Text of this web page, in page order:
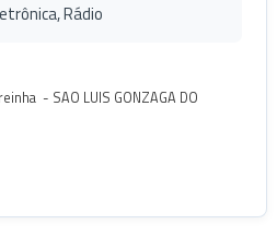
Rádio
- SAO LUIS GONZAGA DO